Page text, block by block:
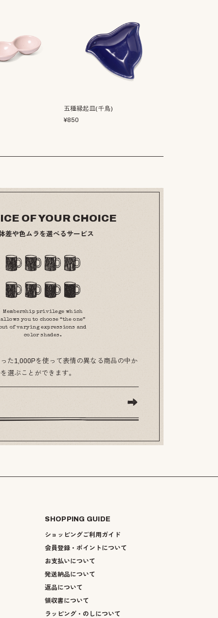
五種縁起皿(千鳥)
¥850
OF YOUR CHOICE
差や色ムラを選べるサービス
Membership privilege which
allows you to choose “the one”
of varying expressions and
color shades.
た1,000Pを使って表情の異なる商品の中か
選ぶことができます。
SHOPPING GUIDE
ショッピングご利用ガイド
会員登録・ポイントについて
お支払いについて
発送納品について
返品について
領収書について
ラッピング・のしについて